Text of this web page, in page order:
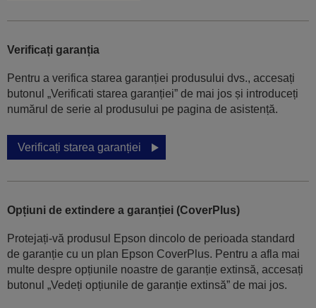
Verificați garanția
Pentru a verifica starea garanției produsului dvs., accesați
butonul „Verificati starea garanției” de mai jos și introduceți
numărul de serie al produsului pe pagina de asistență.
Verificați starea garanției
Opțiuni de extindere a garanției (CoverPlus)
Protejați-vă produsul Epson dincolo de perioada standard
de garanție cu un plan Epson CoverPlus. Pentru a afla mai
multe despre opțiunile noastre de garanție extinsă, accesați
butonul „Vedeți opțiunile de garanție extinsă” de mai jos.